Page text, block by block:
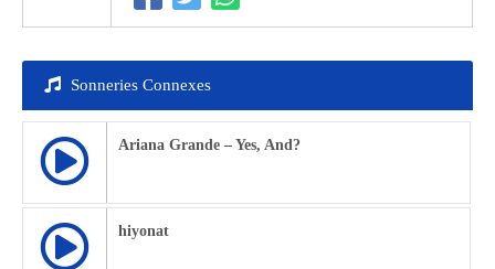
Sonneries Connexes
Ariana Grande – Yes, And?
hiyonat